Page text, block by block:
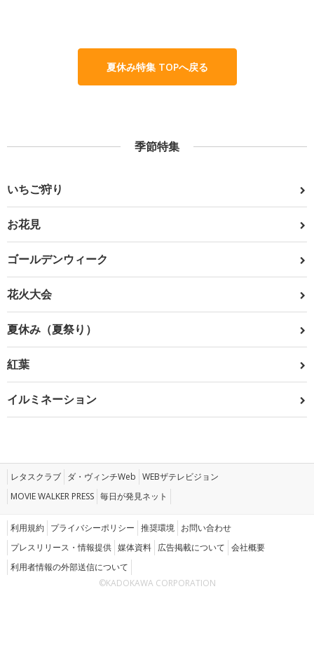
夏休み特集 TOPへ戻る
季節特集
いちご狩り
お花見
ゴールデンウィーク
花火大会
夏休み（夏祭り）
紅葉
イルミネーション
レタスクラブ ダ・ヴィンチWeb WEBザテレビジョン
MOVIE WALKER PRESS 毎日が発見ネット
利用規約 プライバシーポリシー 推奨環境 お問い合わせ
プレスリリース・情報提供 媒体資料 広告掲載について 会社概要
利用者情報の外部送信について
©KADOKAWA CORPORATION